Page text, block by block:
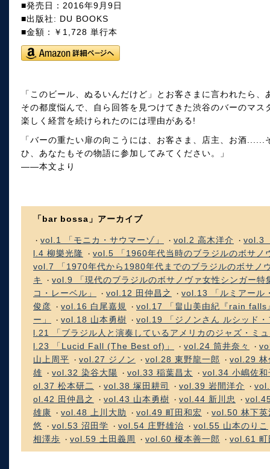
■発売日：2016年9月9日
■出版社: DU BOOKS
■金額：￥1,728 単行本
「このビール、ぬるいんだけど」とお客さまに言われたら
その都度悩んで、自ら回答を見つけてきた渋谷のバーのマス
楽しく経営を続けられたのには理由がある!
「バーの重たい扉の向こうには、お客さま、店主、お酒
ひ、あなたもその物語に参加してみてください。」
――本文より
「bar bossa」アーカイブ
・ vol.1 「モニカ・サウマーゾ」 ・ vol.2 高木洋介 ・ vol.3
l.4 柳樂光隆
・ vol.5 「1960年代当時のブラジルのボサノ
vol.7 「1970年代から1980年代までのブラジルのボサノ
キ
・ vol.9 「現代のブラジルのボサノヴァ女性シンガー特
コ・レーベル」
・ vol.12 田仲昌之 ・ vol.13 「ルミアール
俊彦 ・ vol.16 白尾嘉規 ・ vol.17 「畠山美由紀『rain falls
ー」
・ vol.18 山本勇樹 ・ vol.19 「ジノンさん ルシッド
l.21 「ブラジル人と演奏しているアメリカのジャズ・ミ
l.23 「Lucid Fall (The Best of)」
・ vol.24 筒井奈々 ・
山上周平 ・ vol.27 ジノン ・ vol.28 東野龍一郎 ・ vol.29 林
雄 ・ vol.32 染谷大陽 ・ vol.33 稲葉昌太 ・ vol.34 小嶋佐和
ol.37 松本研二
・ vol.38 塚田耕司 ・ vol.39 岩間洋介 ・
ol.42 田仲昌之
・ vol.43 山本勇樹 ・ vol.44 新川忠 ・
雄康 ・ vol.48 上川大助 ・ vol.49 町田和宏 ・ vol.50 林下英
悠
・ vol.53 沼田学 ・ vol.54 庄野雄治 ・ vol.55 山本のりこ
相澤歩 ・ vol.59 土田義周 ・ vol.60 榎本善一郎 ・ vol.61 町